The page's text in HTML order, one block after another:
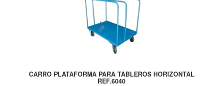
CARRO PLATAFORMA PARA TABLEROS HORIZONTAL
REF.6040